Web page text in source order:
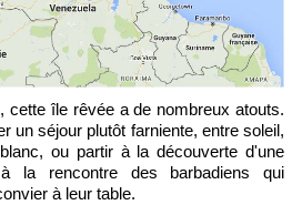
un séjour plutôt farniente, entre soleil,
ou partir à la découverte d'une
la rencontre des barbadiens qui
à leur table.